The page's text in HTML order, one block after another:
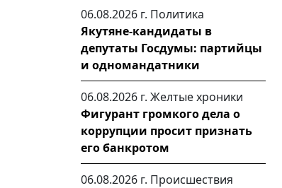
06.08.2026 г. Политика
Якутяне-кандидаты в
депутаты Госдумы: партийцы
и одномандатники
06.08.2026 г. Желтые хроники
Фигурант громкого дела о
коррупции просит признать
его банкротом
06.08.2026 г. Происшествия